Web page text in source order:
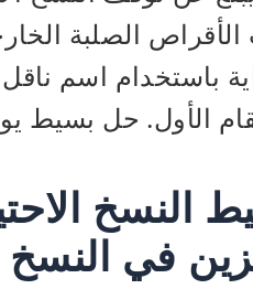
الصلبة
باستخدام اسم
الأول. حل بسيط
النسخ
في النسخ